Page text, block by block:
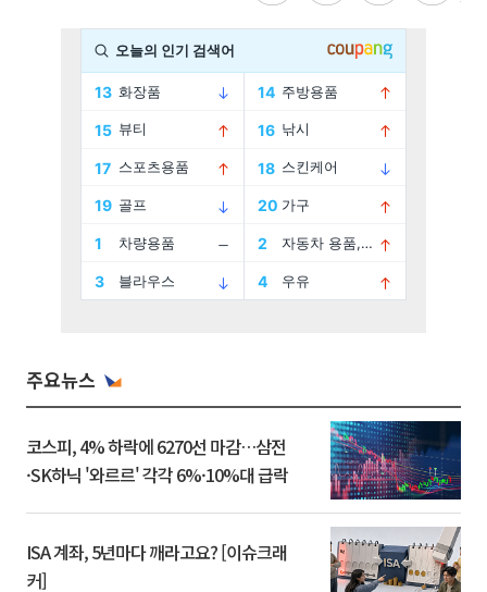
주요뉴스
코스피, 4% 하락에 6270선 마감…삼전
·SK하닉 '와르르' 각각 6%·10%대 급락
ISA 계좌, 5년마다 깨라고요? [이슈크래
커]